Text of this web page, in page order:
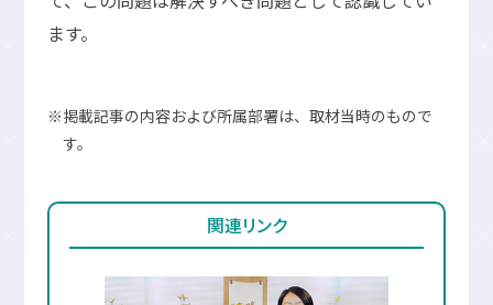
ます。
※掲載記事の内容および所属部署は、取材当時のもので
す。
関連リンク